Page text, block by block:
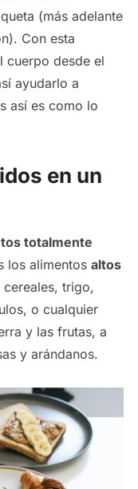
(más adelante
Con esta
cuerpo desde el
ayudarlo a
así es como lo
en un
totalmente
los alimentos altos
trigo,
o cualquier
y las frutas, a
y arándanos.